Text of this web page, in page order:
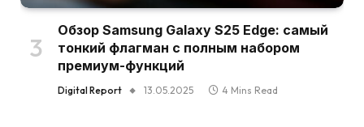
Обзор Samsung Galaxy S25 Edge: самый
тонкий флагман с полным набором
премиум-функций
Digital Report 13.05.2025 4 Mins Read